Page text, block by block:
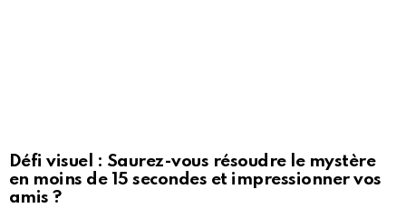
Défi visuel : Saurez-vous résoudre le mystère
en moins de 15 secondes et impressionner vos
amis ?